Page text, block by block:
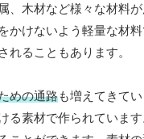
、木材など様々な材料
かけないよう軽量な材
れることもあります。
めの通路も増えてきて
る素材で作られていま